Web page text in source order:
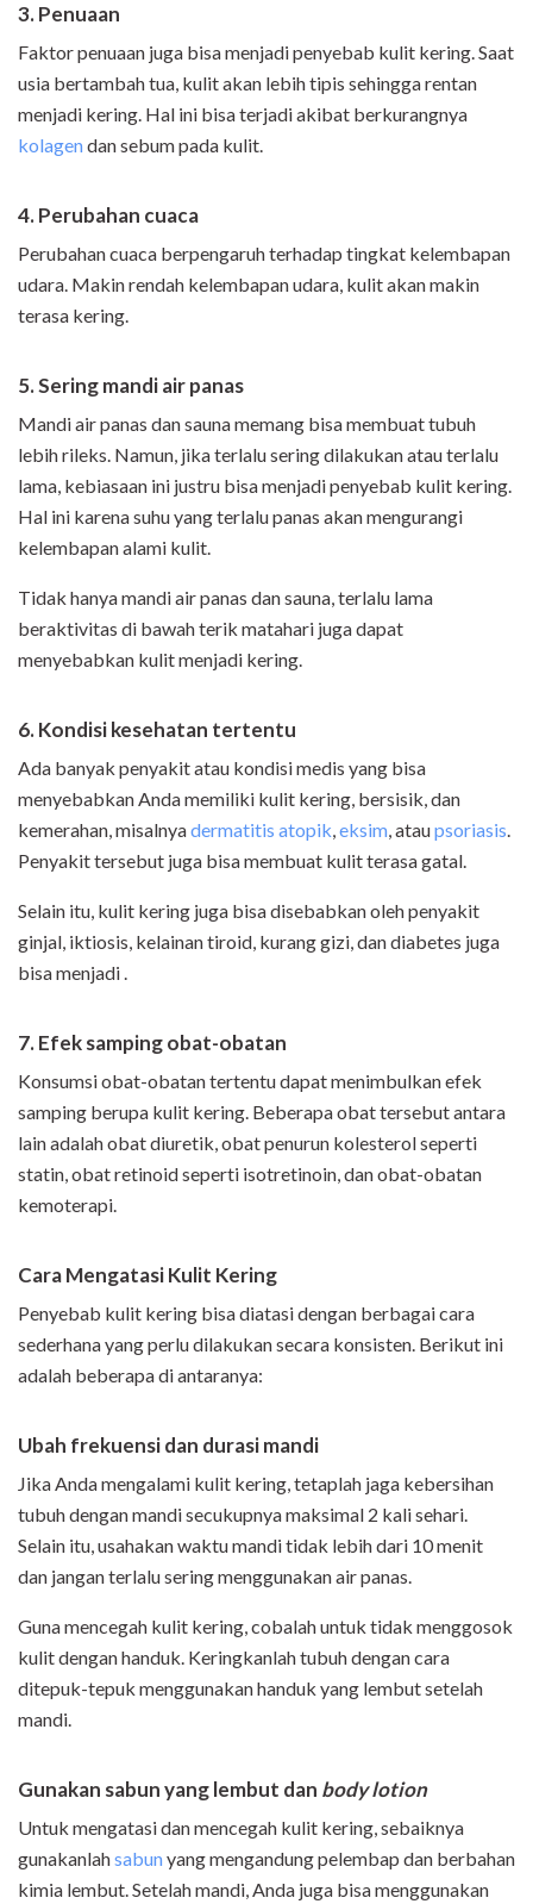
3. Penuaan
Faktor penuaan juga bisa menjadi penyebab kulit kering. Saat
usia bertambah tua, kulit akan lebih tipis sehingga rentan
menjadi kering. Hal ini bisa terjadi akibat berkurangnya
kolagendan sebum pada kulit.
4. Perubahan cuaca
Perubahan cuaca berpengaruh terhadap tingkat kelembapan
udara. Makin rendah kelembapan udara, kulit akan makin
terasa kering.
5. Sering mandi air panas
Mandi air panas dan sauna memang bisa membuat tubuh
lebih rileks. Namun, jika terlalu sering dilakukan atau terlalu
lama, kebiasaan ini justru bisa menjadi penyebab kulit kering.
Hal ini karena suhu yang terlalu panas akan mengurangi
kelembapan alami kulit.
Tidak hanya mandi air panas dan sauna, terlalu lama
beraktivitas di bawah terik matahari juga dapat
menyebabkan kulit menjadi kering.
6. Kondisi kesehatan tertentu
Ada banyak penyakit atau kondisi medis yang bisa
menyebabkan Anda memiliki kulit kering, bersisik, dan
kemerahan, misalnyadermatitis atopik,eksim, ataupsoriasis.
Penyakit tersebut juga bisa membuat kulit terasa gatal.
Selain itu, kulit kering juga bisa disebabkan oleh penyakit
ginjal, iktiosis, kelainan tiroid, kurang gizi, dan diabetes juga
bisa menjadi .
7. Efek samping obat-obatan
Konsumsi obat-obatan tertentu dapat menimbulkan efek
samping berupa kulit kering. Beberapa obat tersebut antara
lain adalah obat diuretik, obat penurun kolesterol seperti
statin, obat retinoid seperti isotretinoin, dan obat-obatan
kemoterapi.
Cara Mengatasi Kulit Kering
Penyebab kulit kering bisa diatasi dengan berbagai cara
sederhana yang perlu dilakukan secara konsisten. Berikut ini
adalah beberapa di antaranya:
Ubah frekuensi dan durasi mandi
Jika Anda mengalami kulit kering, tetaplah jaga kebersihan
tubuh dengan mandi secukupnya maksimal 2 kali sehari.
Selain itu, usahakan waktu mandi tidak lebih dari 10 menit
dan jangan terlalu sering menggunakan air panas.
Guna mencegah kulit kering, cobalah untuk tidak menggosok
kulit dengan handuk. Keringkanlah tubuh dengan cara
ditepuk-tepuk menggunakan handuk yang lembut setelah
mandi.
Gunakan sabun yang lembut dan body lotion
Untuk mengatasi dan mencegah kulit kering, sebaiknya
gunakanlahsabunyang mengandung pelembap dan berbahan
kimia lembut. Setelah mandi, Anda juga bisa menggunakan